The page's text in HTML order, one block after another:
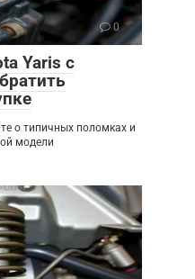
0
Yaris с
о типичных поломках и
модели